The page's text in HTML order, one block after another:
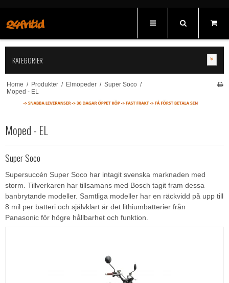
KATEGORIER
Home / Produkter / Elmopeder / Super Soco /
Moped - EL
Moped - EL
Super Soco
Supersuccén Super Soco har intagit svenska marknaden med
storm. Tillverkaren har tillsamans med Bosch tagit fram dessa
banbrytande modeller. Samtliga modeller har en räckvidd på upp till
8 mil per batteri och självklart är det lithiumbatterier från
Panasonic för högre hållbarhet och funktion.